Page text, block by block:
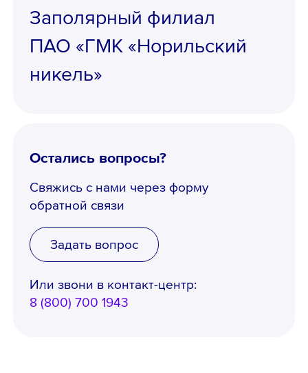
Заполярный филиал
ПАО «ГМК «Норильский
никель»
Остались вопросы?
Свяжись с нами через форму
обратной связи
Задать вопрос
Или звони в контакт-центр:
8 (800) 700 1943